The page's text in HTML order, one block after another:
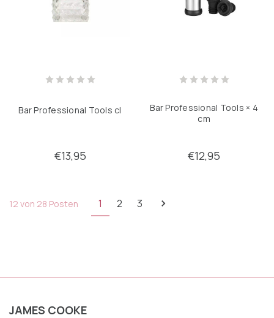
Bar Professional Tools cl
€13,95
Bar Professional Tools × 4
cm
€12,95
12 von 28 Posten 1 2 3
JAMES COOKE